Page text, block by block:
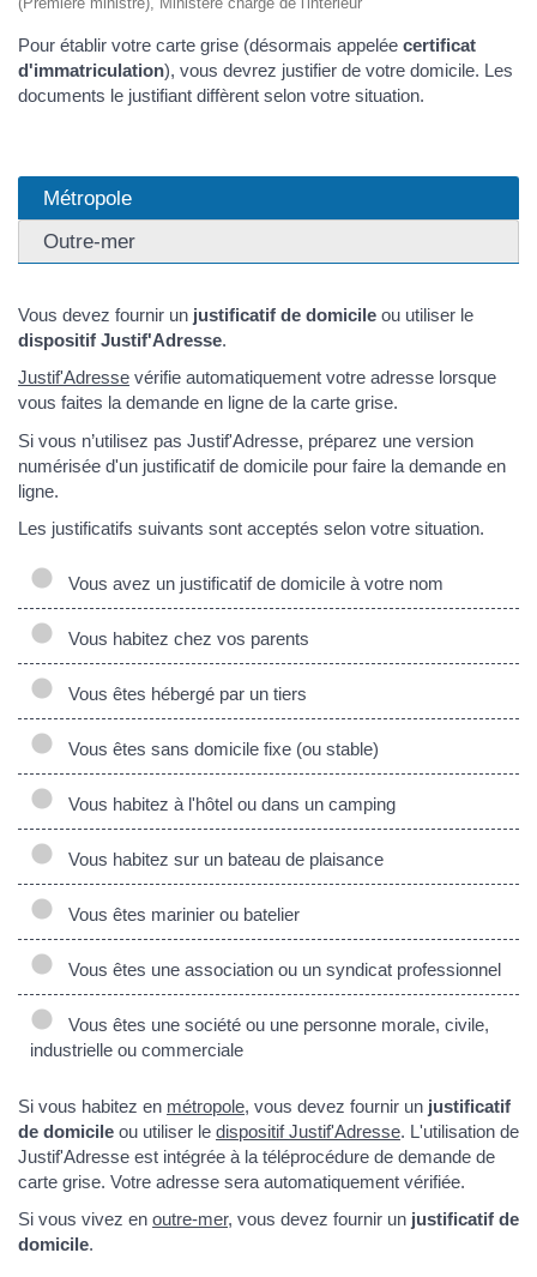
Pour établir votre carte grise (désormais appelée certificat
d'immatriculation), vous devrez justifier de votre domicile. Les
documents le justifiant diffèrent selon votre situation.
Métropole
Outre-mer
Vous devez fournir un justificatif de domicile ou utiliser le
dispositif Justif'Adresse.
Justif'Adresse vérifie automatiquement votre adresse lorsque
vous faites la demande en ligne de la carte grise.
Si vous n’utilisez pas Justif'Adresse, préparez une version
numérisée d'un justificatif de domicile pour faire la demande en
ligne.
Les justificatifs suivants sont acceptés selon votre situation.
Vous avez un justificatif de domicile à votre nom
Vous habitez chez vos parents
Vous êtes hébergé par un tiers
Vous êtes sans domicile fixe (ou stable)
Vous habitez à l'hôtel ou dans un camping
Vous habitez sur un bateau de plaisance
Vous êtes marinier ou batelier
Vous êtes une association ou un syndicat professionnel
Vous êtes une société ou une personne morale, civile,
industrielle ou commerciale
Si vous habitez en métropole, vous devez fournir un justificatif
de domicile ou utiliser le dispositif Justif'Adresse. L'utilisation de
Justif'Adresse est intégrée à la téléprocédure de demande de
carte grise. Votre adresse sera automatiquement vérifiée.
Si vous vivez en outre-mer, vous devez fournir un justificatif de
domicile.